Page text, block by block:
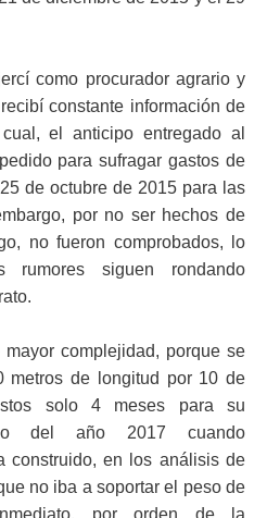
como procurador agrario y
constante información de
el anticipo entregado al
para sufragar gastos de
de octubre de 2015 para las
por no ser hechos de
no fueron comprobados, lo
siguen rondando
complejidad, porque se
metros de longitud por 10 de
solo 4 meses para su
del año 2017 cuando
construido, en los análisis de
no iba a soportar el peso de
por orden de la